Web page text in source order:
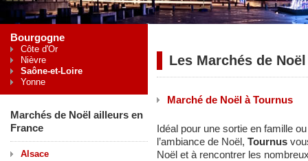
Bourgogne
Côte d'Or
Nièvre
Saône-et-Loire
Yonne
Marchés de Noël ailleurs en
France
Alsace
Les Marchés de
Marché de Noël à Tournus
Idéal pour une sortie en famille
l’ambiance de Noël, Tournus
Noël et à rencontrer les